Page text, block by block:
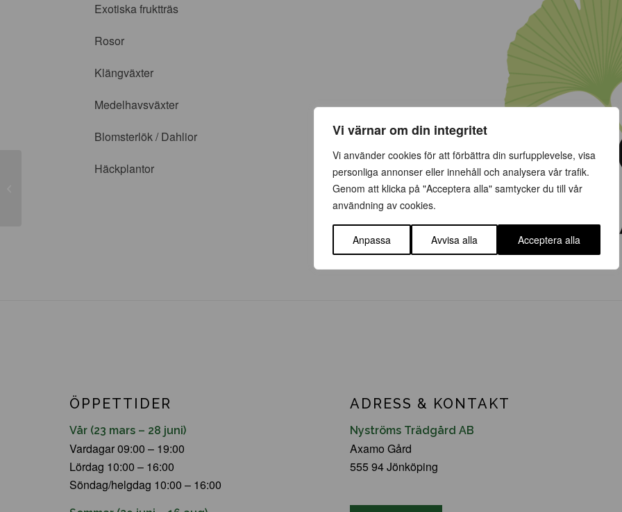
Vi värnar om din integritet
Vi använder cookies för att förbättra din surfupplevelse, visa
personliga annonser eller innehåll och analysera vår trafik.
Genom att klicka på "Acceptera alla" samtycker du till vår
användning av cookies.
Anpassa Avvisa alla Acceptera alla
Exotiska fruktträs
Rosor
Klängväxter
Medelhavsväxter
Blomsterlök / Dahlior
Häckplantor
ÖPPETTIDER
Vår (23 mars – 28 juni)
Vardagar 09:00 – 19:00
Lördag 10:00 – 16:00
Söndag/helgdag 10:00 – 16:00
ADRESS & KONTAKT
Nyströms Trädgård AB
Axamo Gård
555 94 Jönköping